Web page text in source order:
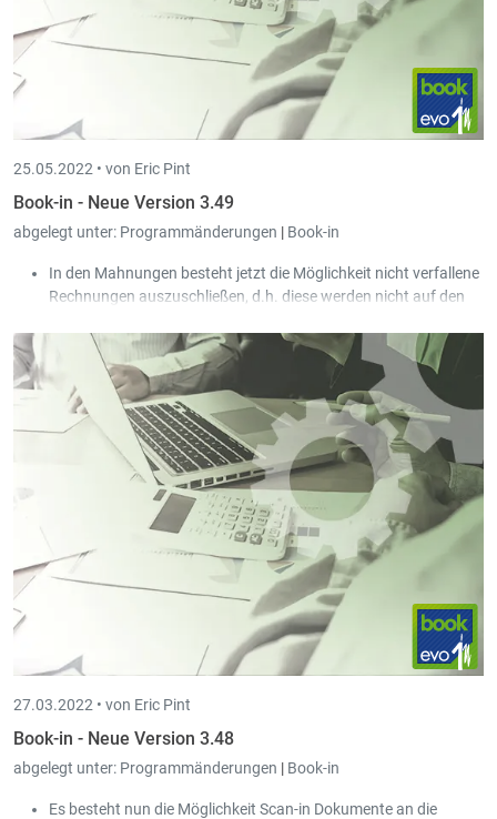
25.05.2022 • von Eric Pint
Book-in - Neue Version 3.49
abgelegt unter: Programmänderungen | Book-in
In den Mahnungen besteht jetzt die Möglichkeit nicht verfallene
Rechnungen auszuschließen, d.h. diese werden nicht auf den
In der belgischen Standard Gesellschaft (999) wurden
die Abschreibungs- und Zuführungskonten bei den
Anlagekonten hinterlegt.
Die Kunden Domizilierungslose können jetzt automatisch in
Scan-in archiviert werden.
27.03.2022 • von Eric Pint
Book-in - Neue Version 3.48
abgelegt unter: Programmänderungen | Book-in
Es besteht nun die Möglichkeit Scan-in Dokumente an die